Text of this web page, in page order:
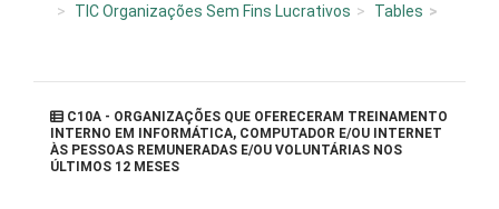
TIC Organizações Sem Fins Lucrativos
Tables
C10A - ORGANIZAÇÕES QUE OFERECERAM TREINAMENTO
INTERNO EM INFORMÁTICA, COMPUTADOR E/OU INTERNET
ÀS PESSOAS REMUNERADAS E/OU VOLUNTÁRIAS NOS
ÚLTIMOS 12 MESES